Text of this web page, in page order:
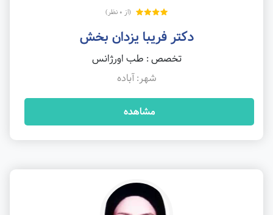
(از 0 نظر)
دکتر فریبا یزدان بخش
تخصص : طب اورژانس
شهر: آباده
مشاهده